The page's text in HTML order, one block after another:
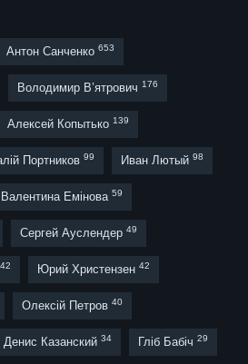
Антон Санченко 653
Володимир В’ятрович 176
Алексей Копытько 139
Портников 99 Иван Лютый 98
Валентина Емінова 59
Сергей Ауслендер 49
42 Юрий Христензен 42
Олексій Петров 40
Денис Казанский 34 Гліб Бабіч 29